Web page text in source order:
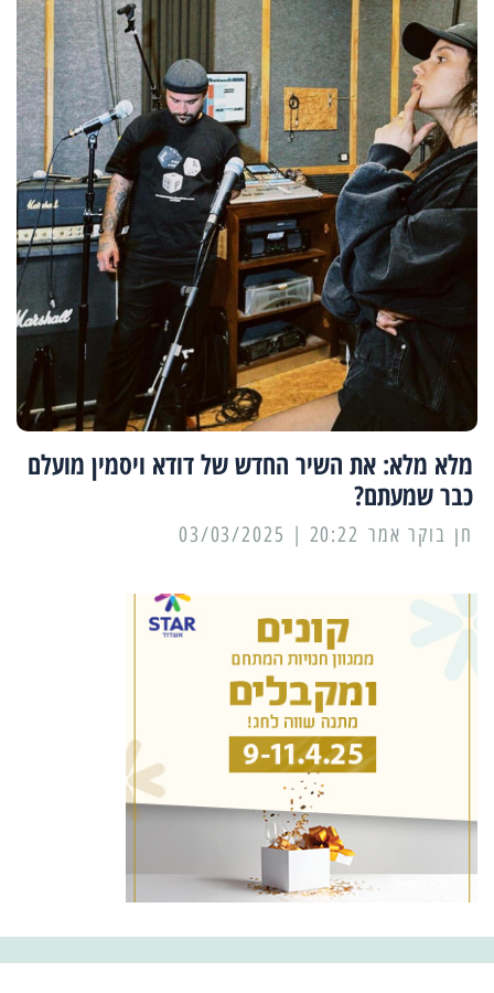
מלא מלא: את השיר החדש של דודא ויסמין מועלם
כבר שמעתם?
20:22 | 03/03/2025